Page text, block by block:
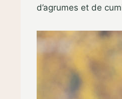
d’agrumes et de